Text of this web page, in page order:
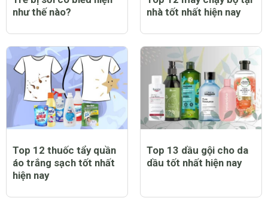
như thế nào?
nhà tốt nhất hiện nay
Top 12 thuốc tẩy quần
áo trắng sạch tốt nhất
hiện nay
Top 13 dầu gội cho da
dầu tốt nhất hiện nay